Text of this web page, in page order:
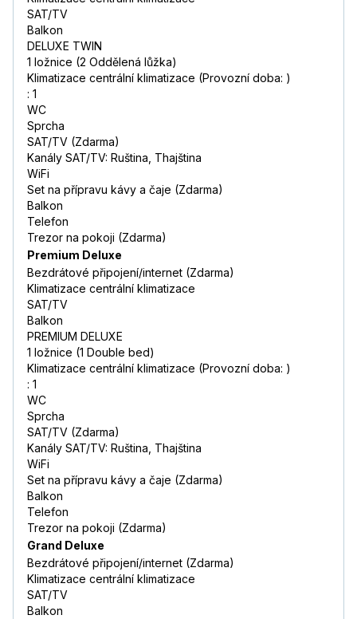
SAT/TV
Balkon
DELUXE TWIN
1 ložnice (2 Oddělená lůžka)
Klimatizace centrální klimatizace (Provozní doba: )
: 1
WC
Sprcha
SAT/TV (Zdarma)
Kanály SAT/TV: Ruština, Thajština
WiFi
Set na přípravu kávy a čaje (Zdarma)
Balkon
Telefon
Trezor na pokoji (Zdarma)
Premium Deluxe
Bezdrátové připojení/internet (Zdarma)
Klimatizace centrální klimatizace
SAT/TV
Balkon
PREMIUM DELUXE
1 ložnice (1 Double bed)
Klimatizace centrální klimatizace (Provozní doba: )
: 1
WC
Sprcha
SAT/TV (Zdarma)
Kanály SAT/TV: Ruština, Thajština
WiFi
Set na přípravu kávy a čaje (Zdarma)
Balkon
Telefon
Trezor na pokoji (Zdarma)
Grand Deluxe
Bezdrátové připojení/internet (Zdarma)
Klimatizace centrální klimatizace
SAT/TV
Balkon